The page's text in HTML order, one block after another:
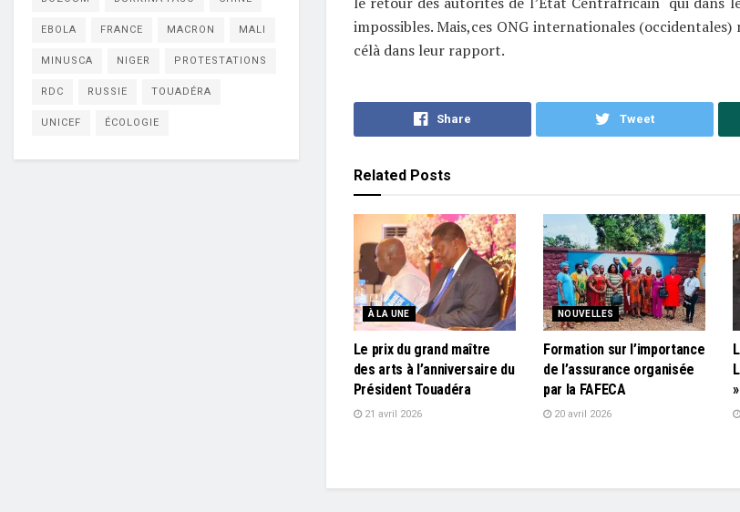
impossibles. Mais,ces ONG internationales
célà dans leur rapport.
Share Tweet
Related Posts
À LA UNE
Le prix du grand maître
des arts à l’anniversaire du
Président Touadéra
21 avril 2026
NOUVELLES
Formation sur l’importance
de l’assurance organisée
par la FAFECA
20 avril 2026
EBOLA FRANCE MACRON MALI
MINUSCA NIGER PROTESTATIONS
RDC RUSSIE TOUADÉRA
UNICEF ÉCOLOGIE